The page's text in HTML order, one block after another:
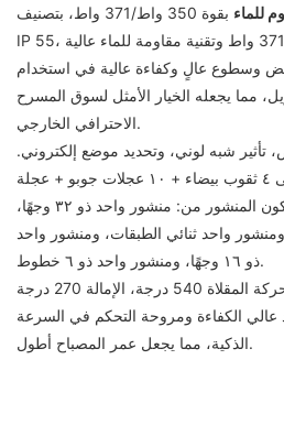
للماء
بقوة 350 واط/371 واط، بتصنيف
IP 55، مزود بمصباح بقوة 350 واط/371 واط وتقنية مقاومة للماء عالية
وسطوع عالٍ وكفاءة عالية في استخدام
مما يجعله الخيار الأمثل لسوق المسرح
الاحترافي الخارجي.
+ أبيض، تأثير شبه لوني، وتحديد موضع إلكتروني.
بالنسبة للجوبو، يحتوي على ٤ ثقوب بيضاء + ١٠ عجلات جوبو + عجلة
جوبو مؤثرة بتأثير اهتزازي. يتكون المنشور من: منشور واحد ذو ٣٢ وجهًا،
ذو ٦ خطوط، ومنشور واحد ثنائي الطبقات، ومنشور واحد
ذو ١٦ وجهًا، ومنشور واحد ذو ٦ خطوط.
عالي الكفاءة ومروحة التحكم في السرعة
الذكية، مما يجعل عمر المصباح أطول.